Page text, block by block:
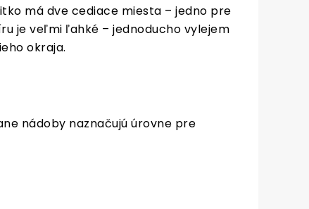
má dve cediace miesta – jedno pre
je veľmi ľahké – jednoducho vylejem
okraja.
nádoby naznačujú úrovne pre